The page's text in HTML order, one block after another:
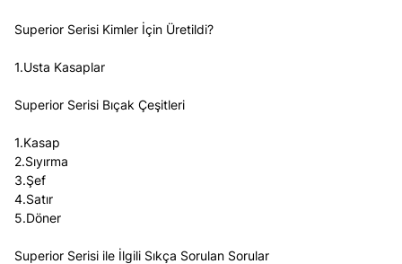
Superior Serisi Kimler İçin Üretildi?
1.Usta Kasaplar
Superior Serisi Bıçak Çeşitleri
1.Kasap
2.Sıyırma
3.Şef
4.Satır
5.Döner
Superior Serisi ile İlgili Sıkça Sorulan Sorular